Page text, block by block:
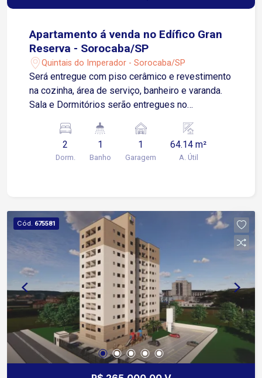
Apartamento á venda no Edífico Gran
Reserva - Sorocaba/SP
Quintais do Imperador - Sorocaba/SP
Será entregue com piso cerâmico e revestimento
na cozinha, área de serviço, banheiro e varanda.
Sala e Dormitórios serão entregues no
Apartamento possui 01 Vaga de Garagem
Descoberta e Fixa para um veículo de pequeno
ou médio porte Condomínio: torre única, 2
2
Dorm.
1
Banho
1
Garagem
64.14 m²
A. Útil
Cód. 675581